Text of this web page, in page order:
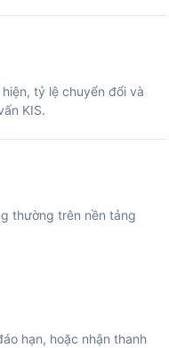
tỷ lệ chuyển đổi và
KIS.
thường trên nền tảng
hạn, hoặc nhận thanh